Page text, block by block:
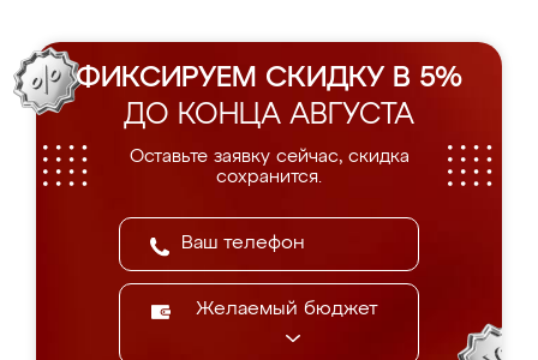
ФИКСИРУЕМ СКИДКУ В 5%
ДО КОНЦА АВГУСТА
Оставьте заявку сейчас, скидка
сохранится.
Желаемый бюджет